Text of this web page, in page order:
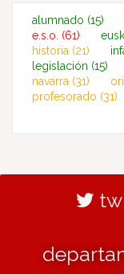
alumnado (15)
e.s.o. (61)
historia (21)
legislación (15)
navarra (31)
profesorado (31)